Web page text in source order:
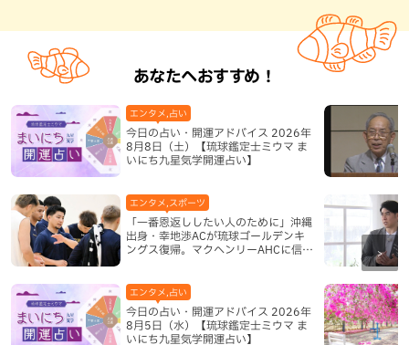
あなたへおすすめ！
今日の占い・開運アドバイス 2026年
8月8日（土）【琉球鑑定士ミウマ ま
いにち九星気学開運占い】
エンタメ,占い
「一番恩返ししたい人のために」沖縄
出身・幸地渉ACが琉球ゴールデンキ
ングス復帰。マクヘンリーAHCに信頼
エンタメ,スポーツ
今日の占い・開運アドバイス 2026年
8月5日（水）【琉球鑑定士ミウマ ま
いにち九星気学開運占い】
エンタメ,占い